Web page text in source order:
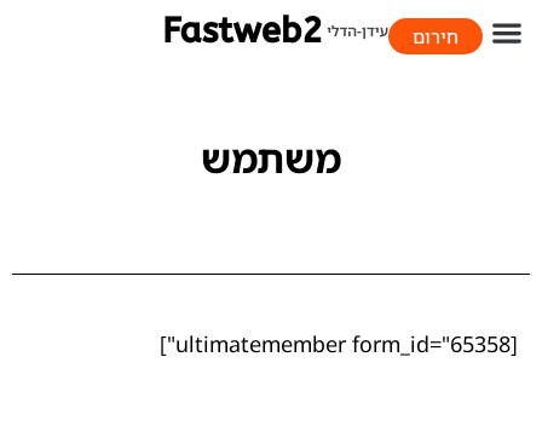
חירום
משתמש
[ultimatemember form_id="65358"]